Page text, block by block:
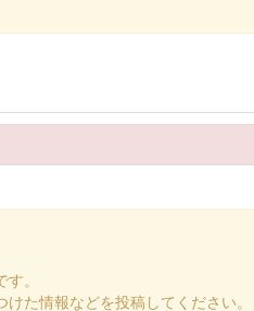
。
た情報などを投稿してください。